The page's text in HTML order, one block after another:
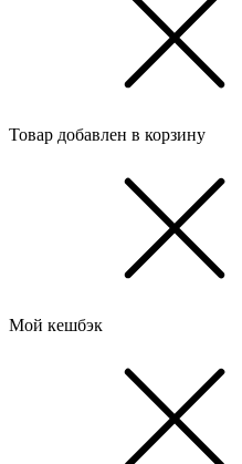
Товар добавлен в корзину
Мой кешбэк